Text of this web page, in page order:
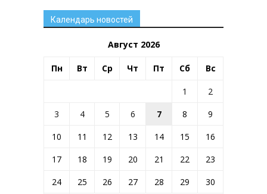
Календарь новостей
Август 2026
Пн Вт Ср Чт Пт Сб Вс
1
2
3
4 5 6 7 8
9
10
11 12 13 14 15
16
17
18 19 20 21 22
23
24
25 26 27 28 29
30